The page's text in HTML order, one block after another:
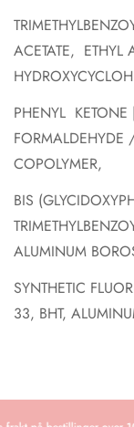
ACETATE, ETHYL
PHENYL KETONE
FORMALDEHYDE
COPOLYMER,
BIS
ALUMINUM
SYNTHETIC
33, BHT,